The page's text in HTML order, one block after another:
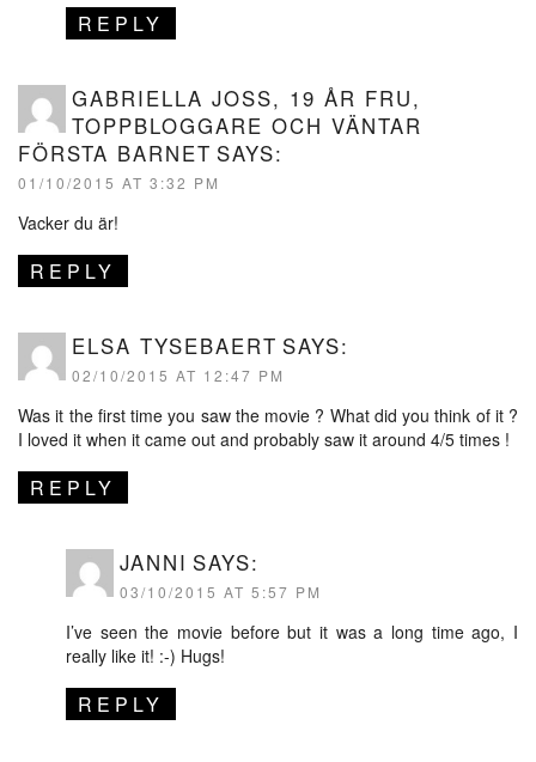
REPLY
GABRIELLA JOSS, 19 ÅR FRU,
TOPPBLOGGARE OCH VÄNTAR
FÖRSTA BARNET SAYS:
01/10/2015 AT 3:32 PM
Vacker du är!
REPLY
ELSA TYSEBAERT SAYS:
02/10/2015 AT 12:47 PM
Was it the first time you saw the movie ? What did you think of it ?
I loved it when it came out and probably saw it around 4/5 times !
REPLY
JANNI SAYS:
03/10/2015 AT 5:57 PM
I’ve seen the movie before but it was a long time ago, I
really like it! :-) Hugs!
REPLY